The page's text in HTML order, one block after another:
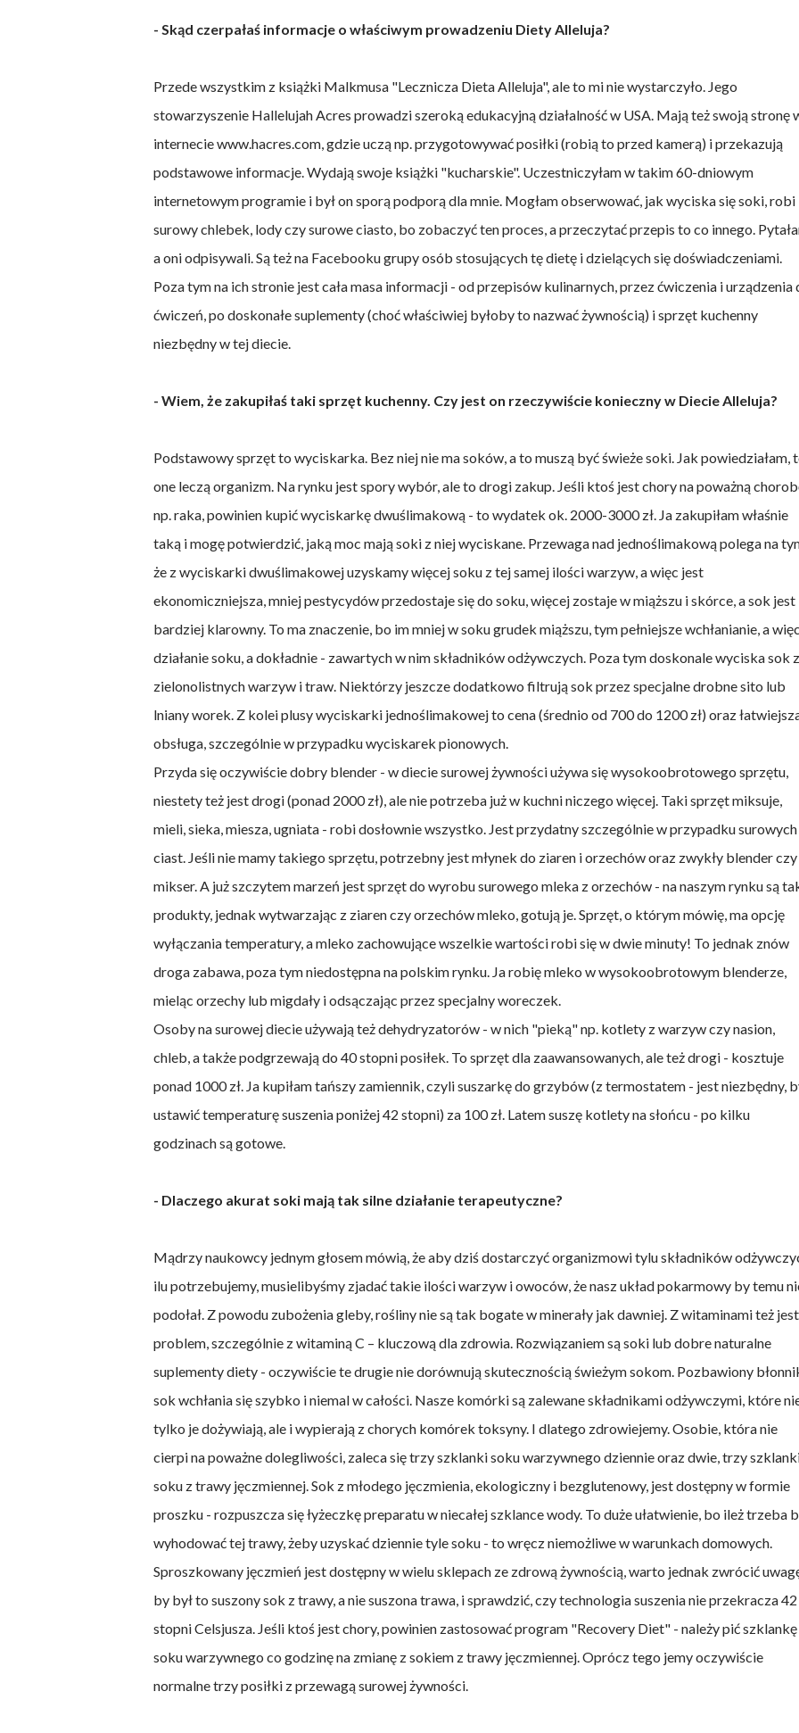
- Skąd czerpałaś informacje o właściwym prowadzeniu Diety Alleluja?
Przede wszystkim z książki Malkmusa "Lecznicza Dieta Alleluja", ale to mi nie wystarczyło. Jego
stowarzyszenie Hallelujah Acres prowadzi szeroką edukacyjną działalność w USA. Mają też swoją stronę
internecie www.hacres.com, gdzie uczą np. przygotowywać posiłki (robią to przed kamerą) i przekazują
podstawowe informacje. Wydają swoje książki "kucharskie". Uczestniczyłam w takim 60-dniowym
internetowym programie i był on sporą podporą dla mnie. Mogłam obserwować, jak wyciska się soki, robi
surowy chlebek, lody czy surowe ciasto, bo zobaczyć ten proces, a przeczytać przepis to co innego.
a oni odpisywali. Są też na Facebooku grupy osób stosujących tę dietę i dzielących się doświadczeniami.
Poza tym na ich stronie jest cała masa informacji - od przepisów kulinarnych, przez ćwiczenia i urządzenia
ćwiczeń, po doskonałe suplementy (choć właściwiej byłoby to nazwać żywnością) i sprzęt kuchenny
niezbędny w tej diecie.
- Wiem, że zakupiłaś taki sprzęt kuchenny. Czy jest on rzeczywiście konieczny w Diecie Alleluja?
Podstawowy sprzęt to wyciskarka. Bez niej nie ma soków, a to muszą być świeże soki. Jak powiedziałam,
one leczą organizm. Na rynku jest spory wybór, ale to drogi zakup. Jeśli ktoś jest chory na poważną
np. raka, powinien kupić wyciskarkę dwuślimakową - to wydatek ok. 2000-3000 zł. Ja zakupiłam właśnie
taką i mogę potwierdzić, jaką moc mają soki z niej wyciskane. Przewaga nad jednoślimakową polega na
że z wyciskarki dwuślimakowej uzyskamy więcej soku z tej samej ilości warzyw, a więc jest
ekonomiczniejsza, mniej pestycydów przedostaje się do soku, więcej zostaje w miąższu i skórce, a sok jest
bardziej klarowny. To ma znaczenie, bo im mniej w soku grudek miąższu, tym pełniejsze wchłanianie, a więc
działanie soku, a dokładnie - zawartych w nim składników odżywczych. Poza tym doskonale wyciska sok z
zielonolistnych warzyw i traw. Niektórzy jeszcze dodatkowo filtrują sok przez specjalne drobne sito lub
lniany worek. Z kolei plusy wyciskarki jednoślimakowej to cena (średnio od 700 do 1200 zł) oraz
obsługa, szczególnie w przypadku wyciskarek pionowych.
Przyda się oczywiście dobry blender - w diecie surowej żywności używa się wysokoobrotowego sprzętu,
niestety też jest drogi (ponad 2000 zł), ale nie potrzeba już w kuchni niczego więcej. Taki sprzęt miksuje,
mieli, sieka, miesza, ugniata - robi dosłownie wszystko. Jest przydatny szczególnie w przypadku surowych
ciast. Jeśli nie mamy takiego sprzętu, potrzebny jest młynek do ziaren i orzechów oraz zwykły blender czy
mikser. A już szczytem marzeń jest sprzęt do wyrobu surowego mleka z orzechów - na naszym rynku są
produkty, jednak wytwarzając z ziaren czy orzechów mleko, gotują je. Sprzęt, o którym mówię, ma opcję
wyłączania temperatury, a mleko zachowujące wszelkie wartości robi się w dwie minuty! To jednak znów
droga zabawa, poza tym niedostępna na polskim rynku. Ja robię mleko w wysokoobrotowym blenderze,
mieląc orzechy lub migdały i odsączając przez specjalny woreczek.
Osoby na surowej diecie używają też dehydryzatorów - w nich "pieką" np. kotlety z warzyw czy nasion,
chleb, a także podgrzewają do 40 stopni posiłek. To sprzęt dla zaawansowanych, ale też drogi - kosztuje
ponad 1000 zł. Ja kupiłam tańszy zamiennik, czyli suszarkę do grzybów (z termostatem - jest niezbędny,
ustawić temperaturę suszenia poniżej 42 stopni) za 100 zł. Latem suszę kotlety na słońcu - po kilku
godzinach są gotowe.
- Dlaczego akurat soki mają tak silne działanie terapeutyczne?
Mądrzy naukowcy jednym głosem mówią, że aby dziś dostarczyć organizmowi tylu składników
ilu potrzebujemy, musielibyśmy zjadać takie ilości warzyw i owoców, że nasz układ pokarmowy by temu
podołał. Z powodu zubożenia gleby, rośliny nie są tak bogate w minerały jak dawniej. Z witaminami też jest
problem, szczególnie z witaminą C – kluczową dla zdrowia. Rozwiązaniem są soki lub dobre naturalne
suplementy diety - oczywiście te drugie nie dorównują skutecznością świeżym sokom. Pozbawiony
sok wchłania się szybko i niemal w całości. Nasze komórki są zalewane składnikami odżywczymi, które
tylko je dożywiają, ale i wypierają z chorych komórek toksyny. I dlatego zdrowiejemy. Osobie, która nie
cierpi na poważne dolegliwości, zaleca się trzy szklanki soku warzywnego dziennie oraz dwie, trzy
soku z trawy jęczmiennej. Sok z młodego jęczmienia, ekologiczny i bezglutenowy, jest dostępny w formie
proszku - rozpuszcza się łyżeczkę preparatu w niecałej szklance wody. To duże ułatwienie, bo ileż trzeba
wyhodować tej trawy, żeby uzyskać dziennie tyle soku - to wręcz niemożliwe w warunkach domowych.
Sproszkowany jęczmień jest dostępny w wielu sklepach ze zdrową żywnością, warto jednak zwrócić
by był to suszony sok z trawy, a nie suszona trawa, i sprawdzić, czy technologia suszenia nie przekracza 42
stopni Celsjusza. Jeśli ktoś jest chory, powinien zastosować program "Recovery Diet" - należy pić szklankę
soku warzywnego co godzinę na zmianę z sokiem z trawy jęczmiennej. Oprócz tego jemy oczywiście
normalne trzy posiłki z przewagą surowej żywności.